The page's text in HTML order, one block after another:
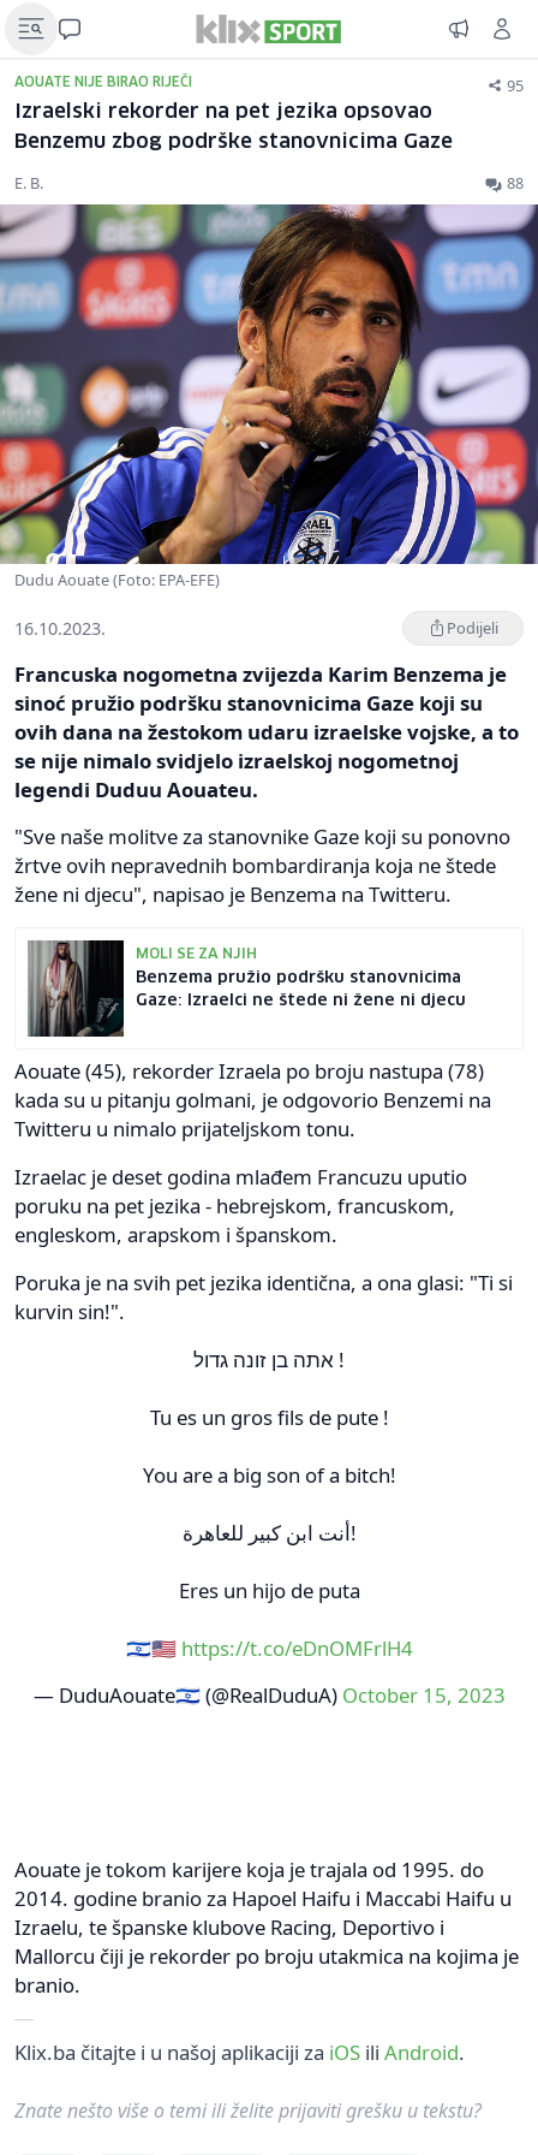
AOUATE NIJE BIRAO RIJEČI 95
Izraelski rekorder na pet jezika opsovao
Benzemu zbog podrške stanovnicima Gaze
E. B. 88
Dudu Aouate (Foto: EPA-EFE)
16.10.2023. Podijeli
Francuska nogometna zvijezda Karim Benzema je
sinoć pružio podršku stanovnicima Gaze koji su
ovih dana na žestokom udaru izraelske vojske, a to
se nije nimalo svidjelo izraelskoj nogometnoj
legendi Duduu Aouateu.
"Sve naše molitve za stanovnike Gaze koji su ponovno
žrtve ovih nepravednih bombardiranja koja ne štede
žene ni djecu", napisao je Benzema na Twitteru.
MOLI SE ZA NJIH
Benzema pružio podršku stanovnicima
Gaze: Izraelci ne štede ni žene ni djecu
Aouate (45), rekorder Izraela po broju nastupa (78)
kada su u pitanju golmani, je odgovorio Benzemi na
Twitteru u nimalo prijateljskom tonu.
Izraelac je deset godina mlađem Francuzu uputio
poruku na pet jezika - hebrejskom, francuskom,
engleskom, arapskom i španskom.
Poruka je na svih pet jezika identična, a ona glasi: "Ti si
kurvin sin!".
אתה בן זונה גדול !
Tu es un gros fils de pute !
You are a big son of a bitch!
أنت ابن كبير للعاهرة!
Eres un hijo de puta
🇮🇱🇺🇸 https://t.co/eDnOMFrlH4
— DuduAouate🇮🇱 (@RealDuduA) October 15, 2023
Aouate je tokom karijere koja je trajala od 1995. do
2014. godine branio za Hapoel Haifu i Maccabi Haifu u
Izraelu, te španske klubove Racing, Deportivo i
Mallorcu čiji je rekorder po broju utakmica na kojima je
branio.
Klix.ba čitajte i u našoj aplikaciji za iOS ili Android.
Znate nešto više o temi ili želite prijaviti grešku u tekstu?